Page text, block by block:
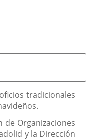
tradicionales
Organizaciones
y la Dirección